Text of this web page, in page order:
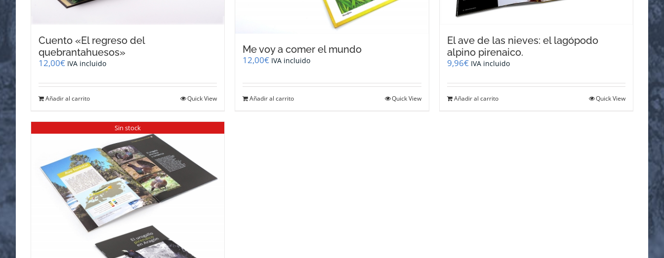
Cuento «El regreso del
quebrantahuesos»
12,00€ IVA incluido
Añadir al carrito Quick View
Me voy a comer el mundo
12,00€ IVA incluido
Añadir al carrito Quick View
El ave de las nieves: el lagópodo
alpino pirenaico.
9,96€ IVA incluido
Añadir al carrito Quick View
Sin stock